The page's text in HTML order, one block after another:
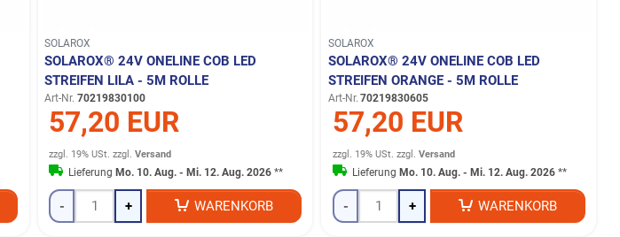
SOLAROX
SOLAROX® 24V ONELINE COB LED
STREIFEN LILA - 5M ROLLE
Art-Nr. 70219830100
57,20 EUR
zzgl. 19% USt. zzgl.Versand
Lieferung Mo. 10. Aug. - Mi. 12. Aug. 2026 **
- + WARENKORB
SOLAROX
SOLAROX® 24V ONELINE COB LED
STREIFEN ORANGE - 5M ROLLE
Art-Nr. 70219830605
57,20 EUR
zzgl. 19% USt. zzgl. Versand
Lieferung Mo. 10. Aug. - Mi. 12. Aug. 2026**
- + WARENKORB